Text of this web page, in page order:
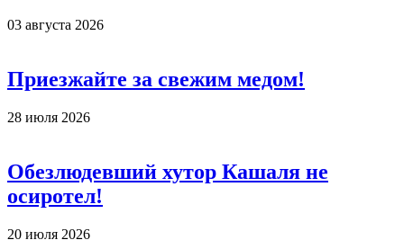
03 августа 2026
Приезжайте за свежим медом!
28 июля 2026
Обезлюдевший хутор Кашаля не
осиротел!
20 июля 2026